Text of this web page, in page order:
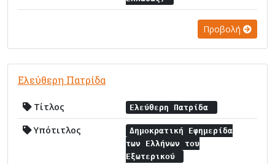
Προβολή
Ελεύθερη Πατρίδα
Τίτλος Ελεύθερη Πατρίδα
Υπότιτλος
Δημοκρατική Εφημερίδα
των Ελλήνων του
Εξωτερικού